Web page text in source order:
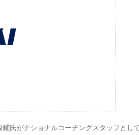
氏がナショナルコーチングスタッフとし